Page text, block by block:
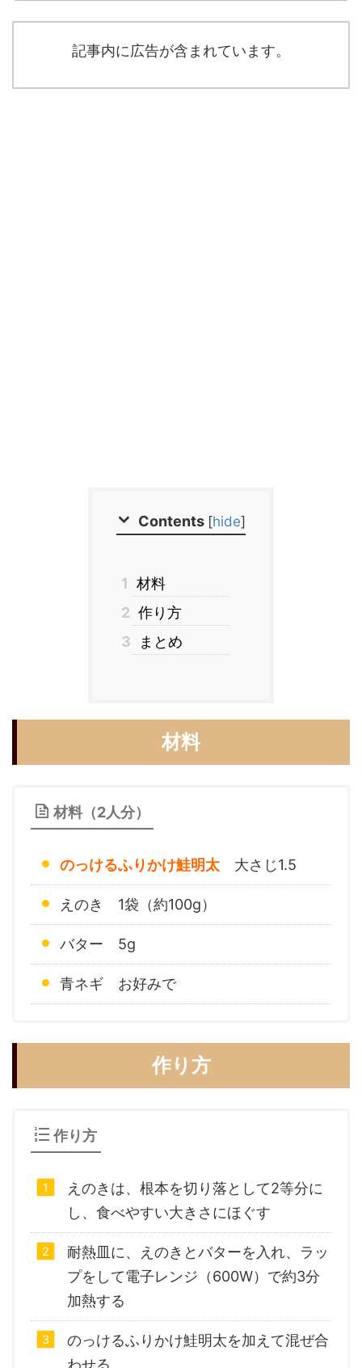
記事内に広告が含まれています。
Contents [hide]
1 材料
2 作り方
3
まとめ
材料
材料（2人分）
のっけるふりかけ鮭明太 大さじ1.5
えのき 1袋（約100g）
バター 5g
青ネギ お好みで
作り方
作り方
えのきは、根本を切り落として2等分に
し、食べやすい大きさにほぐす
耐熱皿に、えのきとバターを入れ、ラッ
プをして電子レンジ（600W）で約3分
加熱する
のっけるふりかけ鮭明太を加えて混ぜ合
わせる